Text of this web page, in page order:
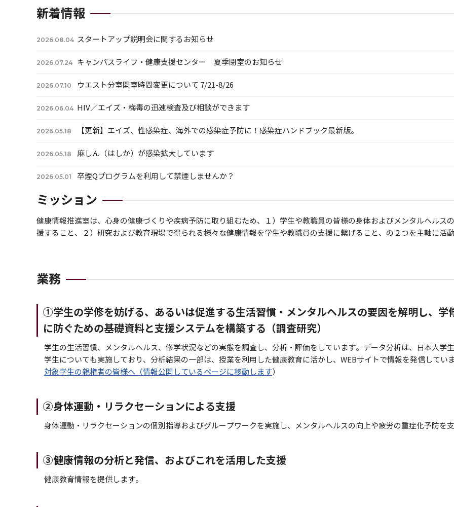
新着情報
2026.08.04 スタートアップ説明会に関するお知らせ
2026.07.24 キャンパスライフ・健康支援センター 夏季閉室のお知らせ
2026.07.10 ウエスト分室開室時間変更について 7/21-8/26
2026.06.04 HIV／エイズ・梅毒の迅速検査及び相談ができます
2026.05.18 【更新】エイズ、性感染症、海外での感染症予防に！感染症ハンドブック最新版。
2026.05.18 麻しん（はしか）が感染拡大しています
2026.05.01 卒煙Qプログラムを利用して禁煙しませんか？
2026.04.01 【新刊行物】キャンパスヘルスNo.13（2026年版）を発行いたしました
2026.02.20
【重要】令和8年度学生定期健康診断のお知らせ
Notice: Annual Health Checkup for students 2026
ミッション
健康情報推進室は、心身の健康づくりや疾病予防に取り組むため、１）学生や教職員の皆様の身体およびメンタルヘルス
援すること、２）研究および教育現場で得られる様々な健康情報を学生や教職員の支援に繋げること、の２つを主軸に活動
業務
①学生の学修を妨げる、あるいは促進する生活習慣・メンタルヘルスの要因を解明し、学
に防ぐための基礎資料と支援システムを構築する（調査研究）
学生の生活習慣、メンタルヘルス、修学状況などの実態を調査し、分析・評価をしています。データ分析は、日本人学
学生についても実施しており、分析結果の一部は、授業を利用した健康教育に活かし、WEBサイトで情報を発信していま
対象学生の親権者の皆様へ（情報公開しているページに移動します）
②身体運動・リラクセーションによる支援
身体運動・リラクセーションの個別指導およびグループワークを実施し、メンタルヘルスの向上や疲労の重症化予防を支
③健康情報の分析と発信、およびこれを活用した支援
健康教育情報を提供します。